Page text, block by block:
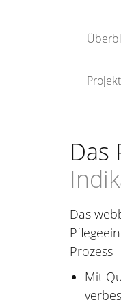
Das
Das
Mit